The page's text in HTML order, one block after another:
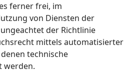
ferner frei, im
von Diensten der
der Richtlinie
mittels automatisierter
technische
werden.